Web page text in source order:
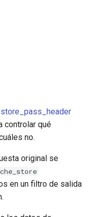
controlar qué
no.
original se
en un filtro de salida